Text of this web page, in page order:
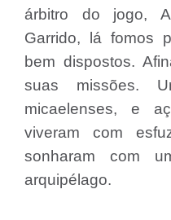
árbitro do jogo,
Garrido, lá fomos
bem dispostos.
suas missões.
micaelenses, e
viveram com
sonharam com
arquipélago.